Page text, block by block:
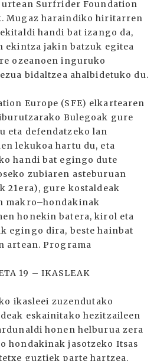
urtean Surfrider Foundation
Mugaz haraindiko hiritarren
handi bat izango da,
ekintza jakin batzuk egitea
ozeanoen inguruko
bidaltzea ahalbidetuko du.
Europe (SFE) elkartearen
Bulegoak gure
eta defendatzeko lan
lekukoa hartu du, eta
handi bat egingo dute
zubiaren asteburuan
21era), gure kostaldeak
makro–hondakinak
honekin batera, kirol eta
egingo dira, beste hainbat
artean. Programa
19 – IKASLEAK
ikasleei zuzendutako
eskainitako hezitzaileen
honen helburua zera
hondakinak jasotzeko Itsas
guztiek parte hartzea.